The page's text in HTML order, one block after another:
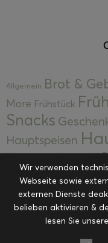
Allgemein Brot &
More Frühstück
Snacks
Hauptspeisen
Hauptspeisen süß
Kuchen,
Desserts Kulinarik
Eingemachtes
Rezepte
Wir verwenden
Webseite sowie
externen Dienste
belieben aktivieren &
lesen Sie